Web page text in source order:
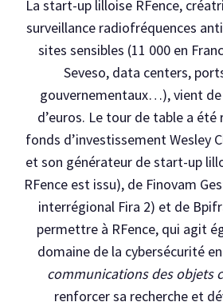
La start-up lilloise RFence,
surveillance radiofréquences
sites sensibles (11 000 en
Seveso, data centers,
gouvernementaux…), vient de
d’euros. Le tour de table a été
fonds d’investissement Wesley
et son générateur de start-up
RFence est issu), de Finovam
interrégional Fira 2) et de
permettre à RFence, qui agit
domaine de la cybersécurité
communications des objets
renforcer sa recherche et